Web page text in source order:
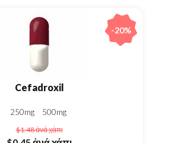
Cefadroxil
250mg 500mg
$1.48ἀνά χάπι
-20%